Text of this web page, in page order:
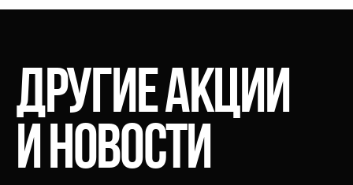
ДРУГИЕАКЦИИ
ИНОВОСТИ